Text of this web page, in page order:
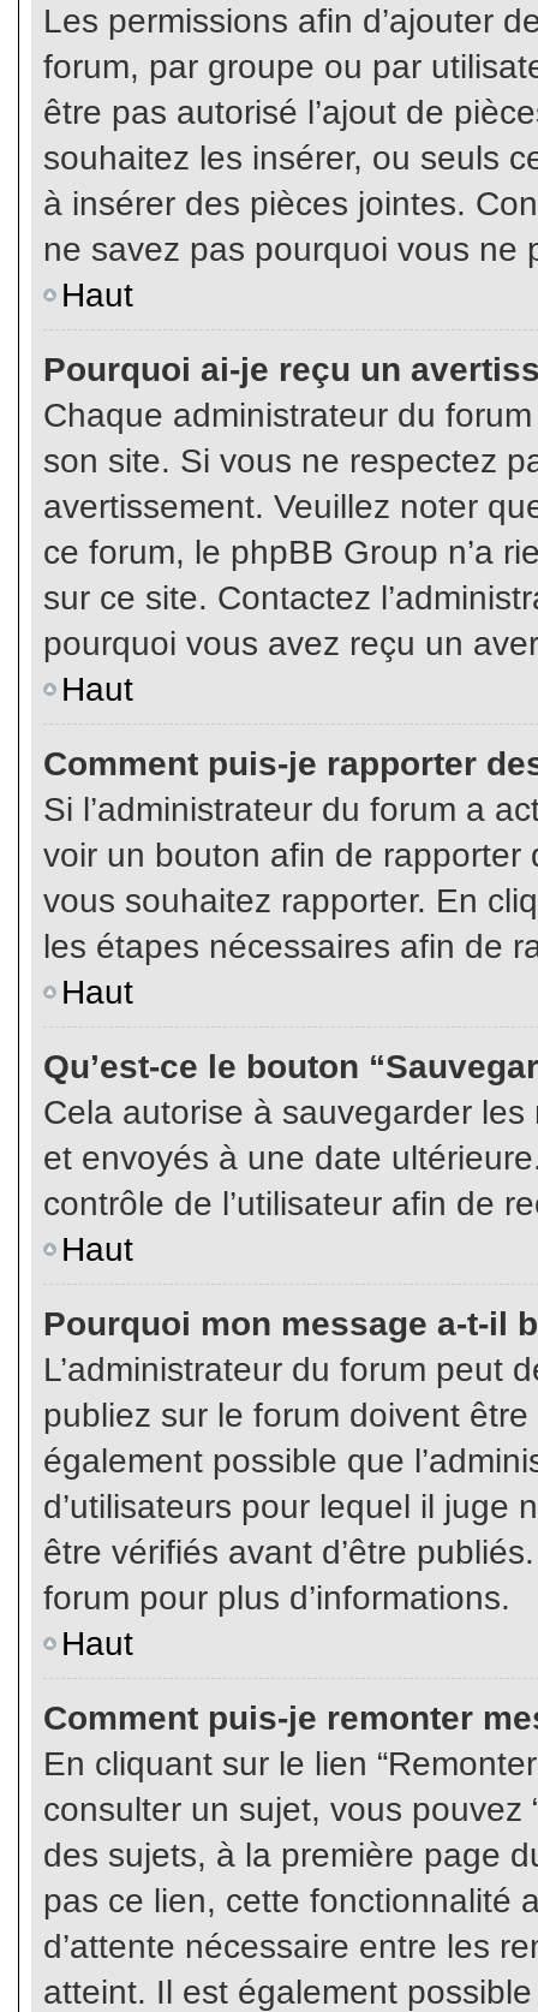
Les permissions afin d’ajouter
forum, par groupe ou par
être pas autorisé l’ajout de
souhaitez les insérer, ou seuls
à insérer des pièces jointes.
ne savez pas pourquoi vous ne
Haut
Pourquoi ai-je reçu un
Chaque administrateur du
son site. Si vous ne respectez
avertissement. Veuillez noter
ce forum, le phpBB Group n’a
sur ce site. Contactez
pourquoi vous avez reçu un
Haut
Comment puis-je rapporter
Si l’administrateur du forum a
voir un bouton afin de
vous souhaitez rapporter. En
les étapes nécessaires afin de
Haut
Qu’est-ce le bouton
Cela autorise à sauvegarder
et envoyés à une date
contrôle de l’utilisateur afin de
Haut
Pourquoi mon message a-t-il
L’administrateur du forum peut
publiez sur le forum doivent
également possible que
d’utilisateurs pour lequel il juge
être vérifiés avant d’être
forum pour plus d’informations.
Haut
Comment puis-je remonter
En cliquant sur le lien
consulter un sujet, vous pouvez
des sujets, à la première page
pas ce lien, cette fonctionnalité
d’attente nécessaire entre les
atteint. Il est également